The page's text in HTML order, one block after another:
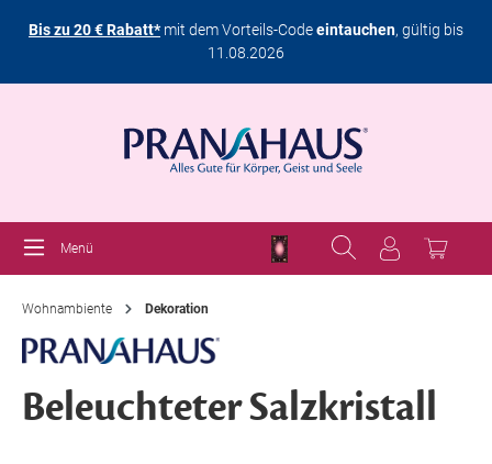
Bis zu 20 € Rabatt*mit dem Vorteils-Codeeintauchen, gültig bis
11.08.2026
Menü
Wohnambiente Dekoration
Beleuchteter Salzkristall